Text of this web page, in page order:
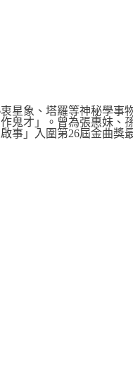
星象、塔羅等神秘學事
鬼才」。曾為張惠妹、
事」入圍第26屆金曲獎